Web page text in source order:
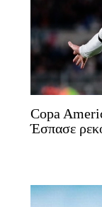
Copa
Έσπασε